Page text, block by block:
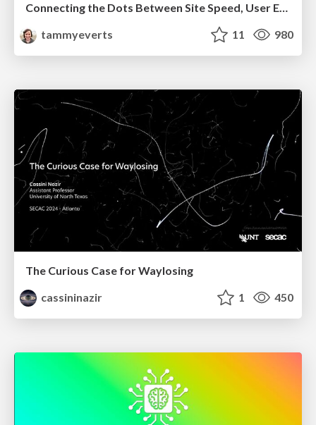
Connecting the Dots Between Site Speed, User Experience & Your Business [WebExpo 2025]
tammyeverts
11 980
The Curious Case for Waylosing
cassininazir
1 450